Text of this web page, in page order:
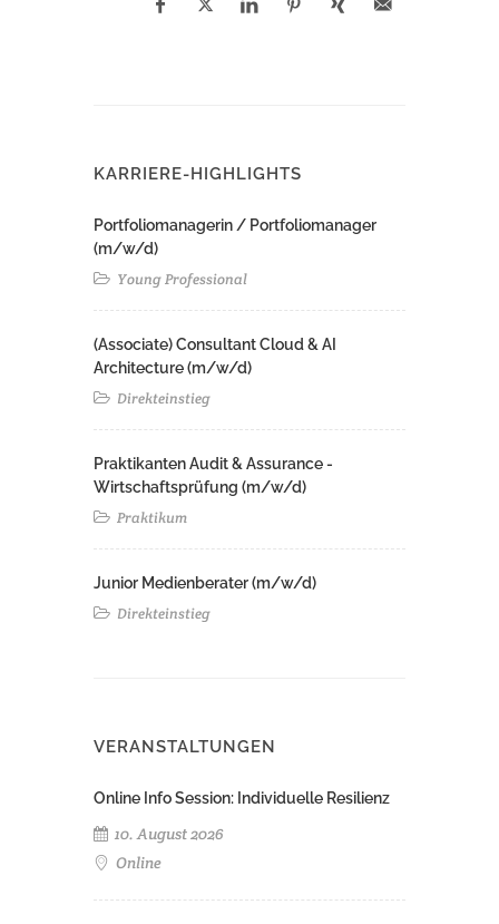
KARRIERE-HIGHLIGHTS
Portfoliomanagerin / Portfoliomanager
(m/w/d)
Young Professional
(Associate) Consultant Cloud & AI
Architecture (m/w/d)​ ​
Direkteinstieg
Praktikanten Audit & Assurance -
Wirtschaftsprüfung (m/w/d)
Praktikum
Junior Medienberater (m/w/d)
Direkteinstieg
VERANSTALTUNGEN
Online Info Session: Individuelle Resilienz
10. August 2026
Online